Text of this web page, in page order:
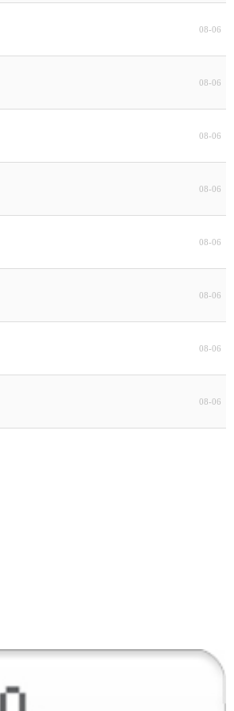
08-06
08-06
08-06
08-06
08-06
08-06
08-06
08-06